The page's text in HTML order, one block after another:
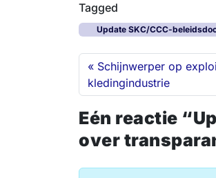
n
k
e
d
I
n
e
b
o
o
k
e
s
k
y
t
o
d
o
n
i
l
e
n
Tagged
Update SKC/CCC-
Schijnwerper op
kledingindustrie
Eén reactie
over